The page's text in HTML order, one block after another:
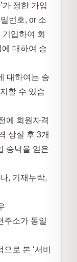
가 정한 가입
번호, or 소
입하여 회
에 대하여 승
대하여는 승
할 수 있습
에 회원자격
상실 후 3개
승낙을 얻은
, 기재누락,
주소가 동일
로 본 ‘서비